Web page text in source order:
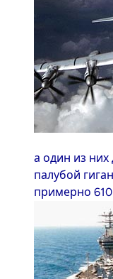
а один из
палубой
примерно